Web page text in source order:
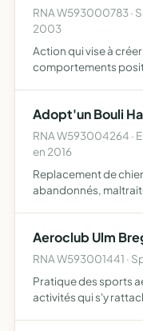
RNA W593000783 ·
2003
Action qui vise à
comportements
entraide au dével…
Adopt'un Bouli
RNA W593004264 ·
en 2016
Replacement de
abandonnés,
Aeroclub Ulm
RNA W593001441 ·
Pratique des sports
activités qui s'y